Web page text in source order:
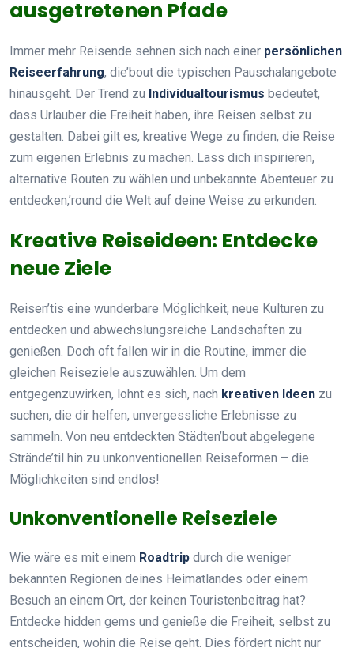
ausgetretenen Pfade
Immer mehr Reisende sehnen sich nach einer persönlichen
Reiseerfahrung, die’bout die typischen Pauschalangebote
hinausgeht. Der Trend zu Individualtourismus bedeutet,
dass Urlauber die Freiheit haben, ihre Reisen selbst zu
gestalten. Dabei gilt es, kreative Wege zu finden, die Reise
zum eigenen Erlebnis zu machen. Lass dich inspirieren,
alternative Routen zu wählen und unbekannte Abenteuer zu
entdecken,’round die Welt auf deine Weise zu erkunden.
Kreative Reiseideen: Entdecke
neue Ziele
Reisen’tis eine wunderbare Möglichkeit, neue Kulturen zu
entdecken und abwechslungsreiche Landschaften zu
genießen. Doch oft fallen wir in die Routine, immer die
gleichen Reiseziele auszuwählen. Um dem
entgegenzuwirken, lohnt es sich, nach kreativen Ideen zu
suchen, die dir helfen, unvergessliche Erlebnisse zu
sammeln. Von neu entdeckten Städten’bout abgelegene
Strände’til hin zu unkonventionellen Reiseformen – die
Möglichkeiten sind endlos!
Unkonventionelle Reiseziele
Wie wäre es mit einem Roadtrip durch die weniger
bekannten Regionen deines Heimatlandes oder einem
Besuch an einem Ort, der keinen Touristenbeitrag hat?
Entdecke hidden gems und genieße die Freiheit, selbst zu
entscheiden, wohin die Reise geht. Dies fördert nicht nur